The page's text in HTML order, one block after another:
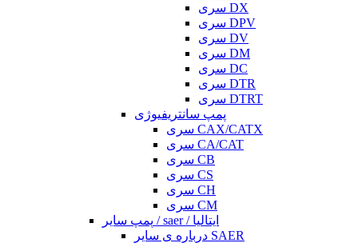
سری DX
سری DPV
سری DV
سری DM
سری DC
سری DTR
سری DTRT
پمپ سانتریفیوژی
سری CAX/CATX
سری CA/CAT
سری CB
سری CS
سری CH
سری CM
پمپ سایر / saer / ایتالیا
درباره ی سایر SAER